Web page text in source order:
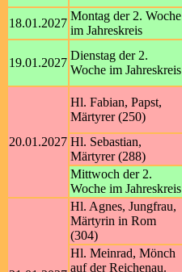
18.01.2027
Montag der 2. Woche
im Jahreskreis
19.01.2027
Dienstag der 2.
Woche im Jahreskreis
20.01.2027
Hl. Fabian, Papst,
Märtyrer (250)
Hl. Sebastian,
Märtyrer (288)
Mittwoch der 2.
Woche im Jahreskreis
Hl. Agnes, Jungfrau,
Märtyrin in Rom
(304)
Hl. Meinrad, Mönch
auf der Reichenau.